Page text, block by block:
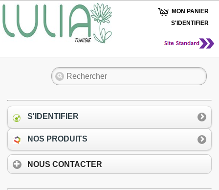
MON PANIER
S'IDENTIFIER
S'IDENTIFIER
NOS PRODUITS
NOUS CONTACTER